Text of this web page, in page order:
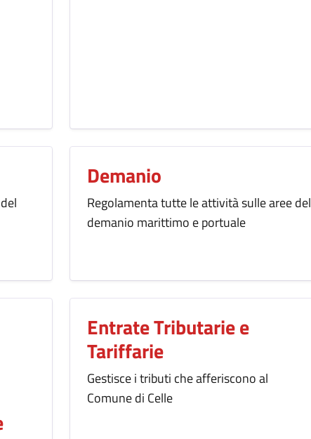
Demanio
Regolamenta tutte le attività sulle aree del
demanio marittimo e portuale
Entrate Tributarie e
Tariffarie
Gestisce i tributi che afferiscono al
Comune di Celle